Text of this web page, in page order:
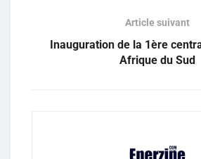
Article suivant
Inauguration de la 1ère
Afrique du Sud